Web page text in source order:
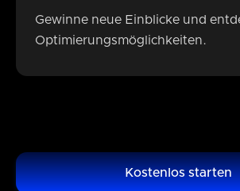
Gewinne neue Einblicke und
Optimierungsmöglichkeiten.
Kostenlos starten